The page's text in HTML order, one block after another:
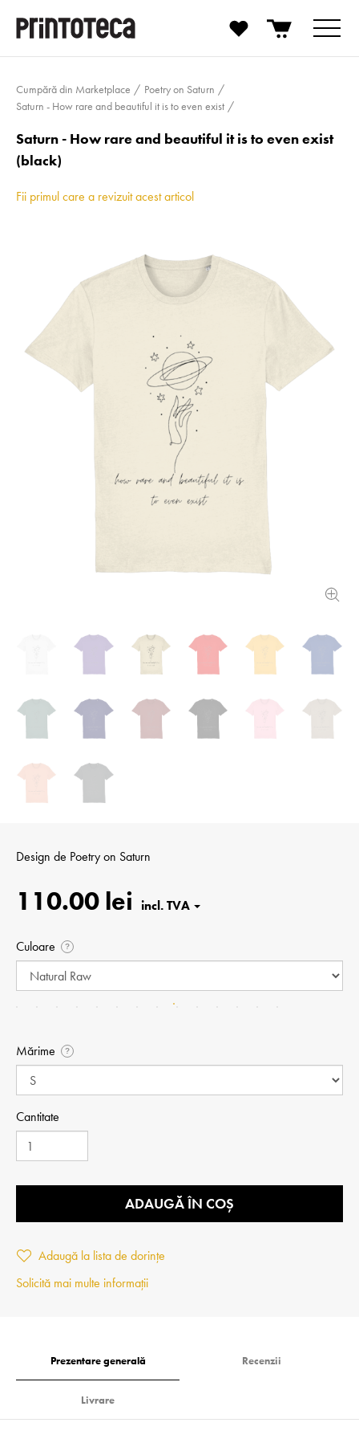
Cumpără din Marketplace
Poetry on Saturn
Saturn - How rare and beautiful it is to even exist
Saturn - How rare and beautiful it is to even exist
(black)
Fii primul care a revizuit acest articol
Design de Poetry on Saturn
110.00 lei
Culoare ?
Mărime ?
Cantitate
ADAUGĂ ÎN COȘ
Adaugă la lista de dorințe
Solicită mai multe informații
Prezentare generală Recenzii
Livrare